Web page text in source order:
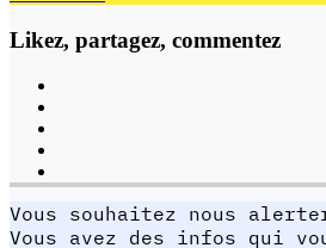
Likez, partagez, commentez
Vous souhaitez nous
Vous avez des infos qui